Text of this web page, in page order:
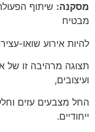
מסקנה: שיתוף
מבטיח
להיות אירוע שואו-
תצוגה מרהיבה זו של
ועיצובים,
החל מצבעים עזים
ייחודיים.